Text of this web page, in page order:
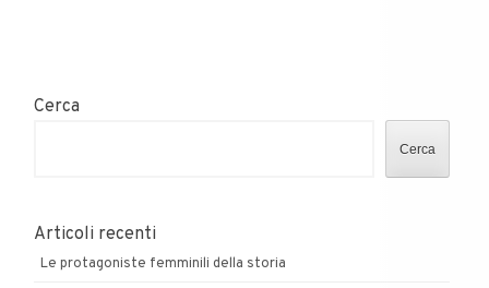
al
Cerca
Cerca
Articoli recenti
Le protagoniste femminili della storia